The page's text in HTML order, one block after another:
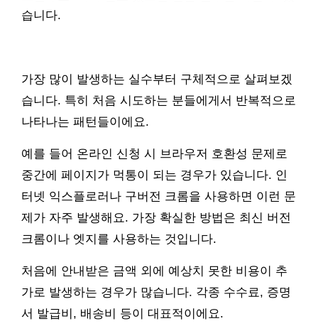
습니다.
가장 많이 발생하는 실수부터 구체적으로 살펴보겠
습니다. 특히 처음 시도하는 분들에게서 반복적으로
나타나는 패턴들이에요.
예를 들어 온라인 신청 시 브라우저 호환성 문제로
중간에 페이지가 먹통이 되는 경우가 있습니다. 인
터넷 익스플로러나 구버전 크롬을 사용하면 이런 문
제가 자주 발생해요. 가장 확실한 방법은 최신 버전
크롬이나 엣지를 사용하는 것입니다.
처음에 안내받은 금액 외에 예상치 못한 비용이 추
가로 발생하는 경우가 많습니다. 각종 수수료, 증명
서 발급비, 배송비 등이 대표적이에요.